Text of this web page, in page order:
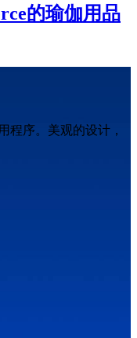
的瑜伽用品
程序。美观的设计，